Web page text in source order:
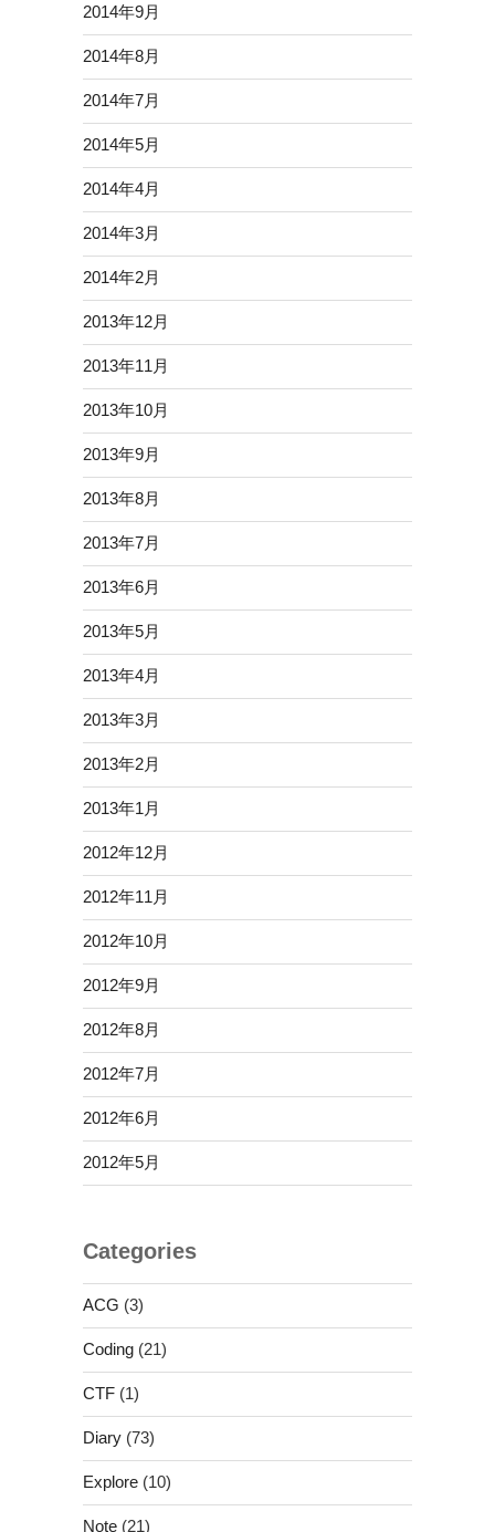
2014年9月
2014年8月
2014年7月
2014年5月
2014年4月
2014年3月
2014年2月
2013年12月
2013年11月
2013年10月
2013年9月
2013年8月
2013年7月
2013年6月
2013年5月
2013年4月
2013年3月
2013年2月
2013年1月
2012年12月
2012年11月
2012年10月
2012年9月
2012年8月
2012年7月
2012年6月
2012年5月
Categories
ACG (3)
Coding(21)
CTF(1)
Diary(73)
Explore(10)
Note(21)